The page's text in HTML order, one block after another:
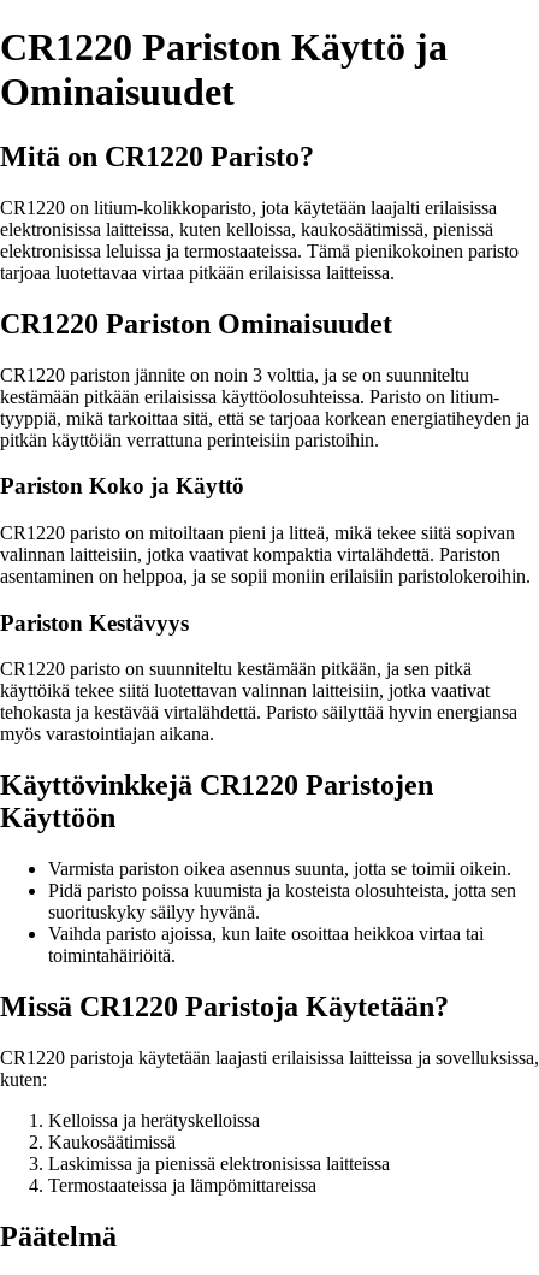
CR1220 Pariston Käyttö ja
Ominaisuudet
Mitä on CR1220 Paristo?
CR1220 on litium-kolikkoparisto, jota käytetään laajalti erilaisissa
elektronisissa laitteissa, kuten kelloissa, kaukosäätimissä, pienissä
elektronisissa leluissa ja termostaateissa. Tämä pienikokoinen paristo
tarjoaa luotettavaa virtaa pitkään erilaisissa laitteissa.
CR1220 Pariston Ominaisuudet
CR1220 pariston jännite on noin 3 volttia, ja se on suunniteltu
kestämään pitkään erilaisissa käyttöolosuhteissa. Paristo on litium-
tyyppiä, mikä tarkoittaa sitä, että se tarjoaa korkean energiatiheyden ja
pitkän käyttöiän verrattuna perinteisiin paristoihin.
Pariston Koko ja Käyttö
CR1220 paristo on mitoiltaan pieni ja litteä, mikä tekee siitä sopivan
valinnan laitteisiin, jotka vaativat kompaktia virtalähdettä. Pariston
asentaminen on helppoa, ja se sopii moniin erilaisiin paristolokeroihin.
Pariston Kestävyys
CR1220 paristo on suunniteltu kestämään pitkään, ja sen pitkä
käyttöikä tekee siitä luotettavan valinnan laitteisiin, jotka vaativat
tehokasta ja kestävää virtalähdettä. Paristo säilyttää hyvin energiansa
myös varastointiajan aikana.
Käyttövinkkejä CR1220 Paristojen
Käyttöön
Varmista pariston oikea asennus suunta, jotta se toimii oikein.
Pidä paristo poissa kuumista ja kosteista olosuhteista, jotta sen
suorituskyky säilyy hyvänä.
Vaihda paristo ajoissa, kun laite osoittaa heikkoa virtaa tai
toimintahäiriöitä.
Missä CR1220 Paristoja Käytetään?
CR1220 paristoja käytetään laajasti erilaisissa laitteissa ja sovelluksissa,
kuten:
Kelloissa ja herätyskelloissa
Kaukosäätimissä
Laskimissa ja pienissä elektronisissa laitteissa
Termostaateissa ja lämpömittareissa
Päätelmä